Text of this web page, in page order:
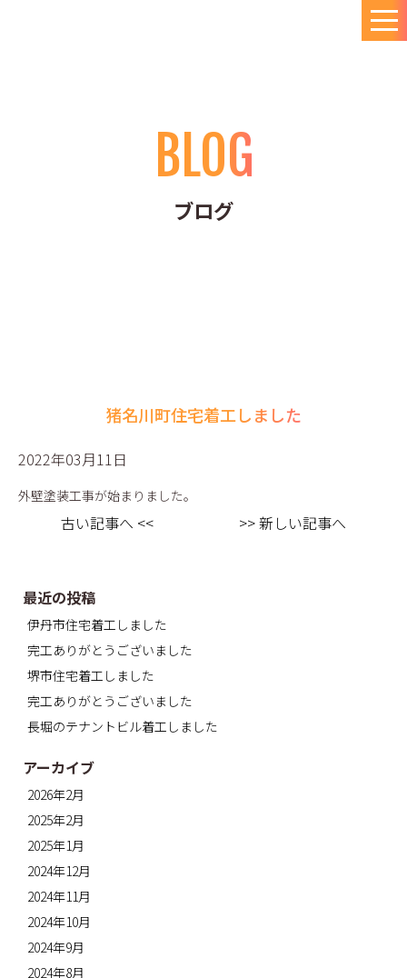
BLOG
ブログ
猪名川町住宅着工しました
2022年03月11日
外壁塗装工事が始まりました。
古い記事へ << >> 新しい記事へ
最近の投稿
伊丹市住宅着工しました
完工ありがとうございました
堺市住宅着工しました
完工ありがとうございました
長堀のテナントビル着工しました
アーカイブ
2026年2月
2025年2月
2025年1月
2024年12月
2024年11月
2024年10月
2024年9月
2024年8月